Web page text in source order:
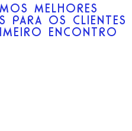
MELHORES
PARA OS CLIENTES
ENCONTRO